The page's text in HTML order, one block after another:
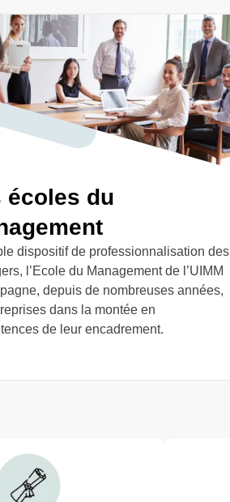
écoles du
dispositif de professionnalisation des
l’Ecole du Management de l’UIMM
depuis de nombreuses années,
dans la montée en
de leur encadrement.